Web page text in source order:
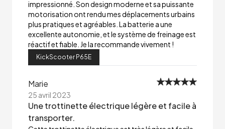
impressionné. Son design moderne et sa puissante
motorisation ont rendu mes déplacements urbains
plus pratiques et agréables. La batterie a une
excellente autonomie, et le système de freinage est
réactif et fiable. Je la recommande vivement !
KickScooter P65E
Marie
25 avril 2023
Une trottinette électrique légère et facile à
transporter.